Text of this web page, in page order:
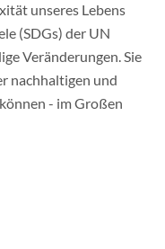
unseres Lebens
(SDGs) der UN
Veränderungen. Sie
nachhaltigen und
- im Großen